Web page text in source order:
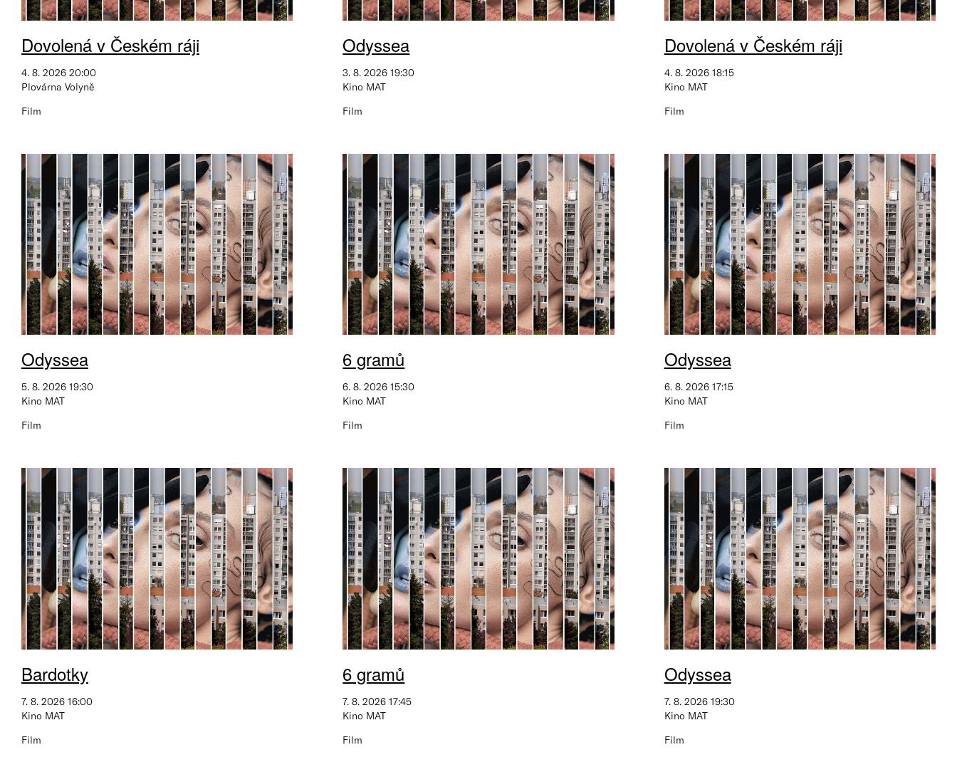
Dovolená v Českém ráji
4. 8. 2026 20:00
Plovárna Volyně
Film
Odyssea
3. 8. 2026 19:30
Kino MAT
Film
Dovolená v Českém ráji
4. 8. 2026 18:15
Kino MAT
Film
Odyssea
5. 8. 2026 19:30
Kino MAT
Film
6 gramů
6. 8. 2026 15:30
Kino MAT
Film
Odyssea
6. 8. 2026 17:15
Kino MAT
Film
Bardotky
7. 8. 2026 16:00
Kino MAT
Film
6 gramů
7. 8. 2026 17:45
Kino MAT
Film
Odyssea
7. 8. 2026 19:30
Kino MAT
Film